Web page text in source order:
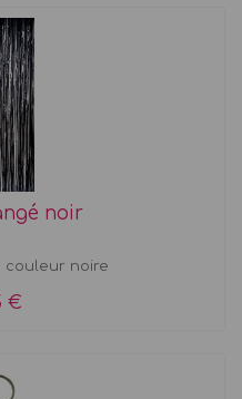
noir
couleur noire
€